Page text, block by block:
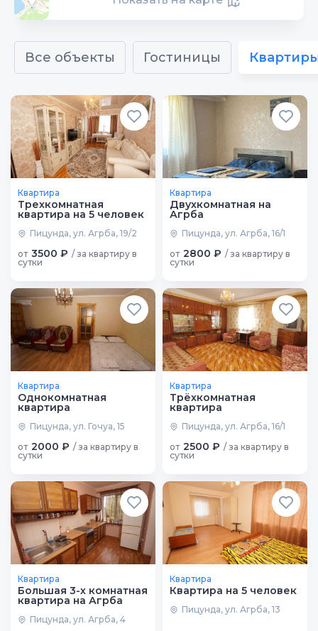
Все объекты Гостиницы
Квартира
Трехкомнатная
квартира на 5 человек
Пицунда, ул. Агрба, 19/2
от 3500 ₽ / за квартиру в
сутки
Квартира
Двухкомнатная на
Агрба
Пицунда, ул. Агрба, 16/1
от 2800 ₽ / за квартиру в
сутки
Квартира
Однокомнатная
квартира
Пицунда, ул. Гочуа, 15
от 2000 ₽ / за квартиру в
сутки
Квартира
Трёхкомнатная
квартира
Пицунда, ул. Агрба, 16/1
от 2500 ₽ / за квартиру в
сутки
Квартира
Большая 3-х комнатная
квартира на Агрба
Пицунда, ул. Агрба, 4
Квартира
Квартира на 5 человек
Пицунда, ул. Агрба, 13